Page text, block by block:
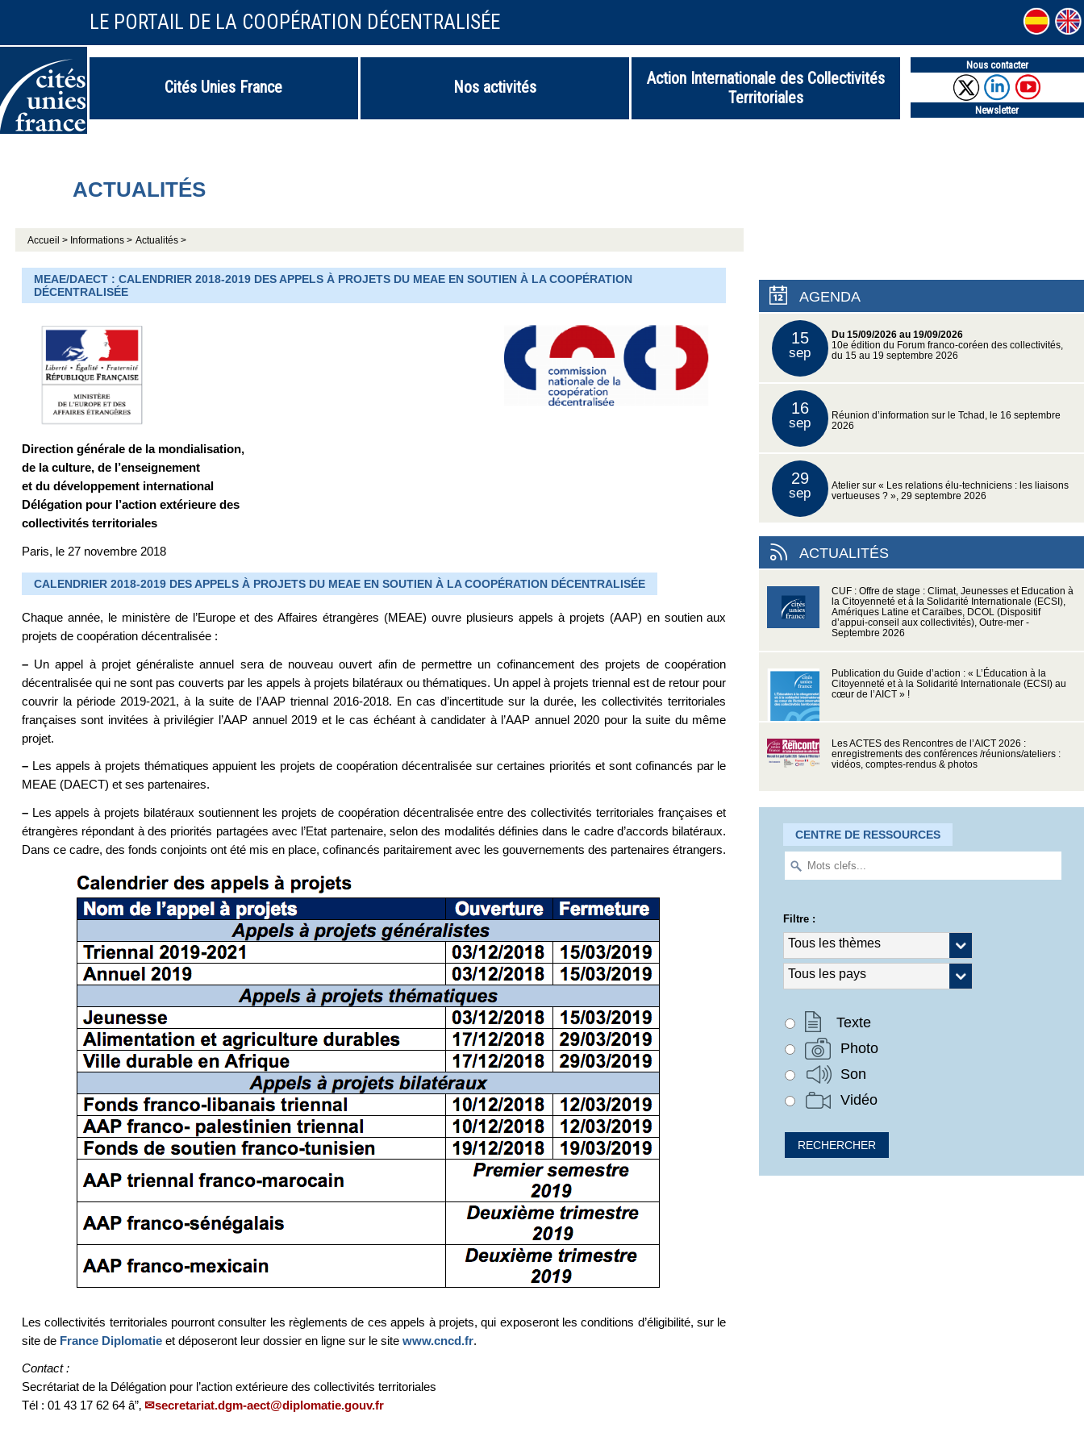
LE PORTAIL DE LA COOPÉRATION DÉCENTRALISÉE
Cités Unies France Nos activités
Action Internationale des Collectivités
Territoriales
Nous contacter
Newsletter
ACTUALITÉS
Accueil > Informations > Actualités >
MEAE/DAECT : CALENDRIER 2018-2019 DES APPELS À PROJETS DU MEAE EN SOUTIEN À LA COOPÉRATION
DÉCENTRALISÉE
Direction générale de la mondialisation,
de la culture, de l’enseignement
et du développement international
Délégation pour l’action extérieure des
collectivités territoriales
Paris, le 27 novembre 2018
CALENDRIER 2018-2019 DES APPELS À PROJETS DU MEAE EN SOUTIEN À LA COOPÉRATION DÉCENTRALISÉE
Chaque année, le ministère de l’Europe et des Affaires étrangères (MEAE) ouvre plusieurs appels à projets (AAP) en soutien aux
projets de coopération décentralisée :
–Un appel à projet généraliste annuel sera de nouveau ouvert afin de permettre un cofinancement des projets de coopération
décentralisée qui ne sont pas couverts par les appels à projets bilatéraux ou thématiques. Un appel à projets triennal est de retour pour
couvrir la période 2019-2021, à la suite de l’AAP triennal 2016-2018. En cas d’incertitude sur la durée, les collectivités territoriales
françaises sont invitées à privilégier l’AAP annuel 2019 et le cas échéant à candidater à l’AAP annuel 2020 pour la suite du même
projet.
–Les appels à projets thématiques appuient les projets de coopération décentralisée sur certaines priorités et sont cofinancés par le
MEAE (DAECT) et ses partenaires.
–Les appels à projets bilatéraux soutiennent les projets de coopération décentralisée entre des collectivités territoriales françaises et
étrangères répondant à des priorités partagées avec l’Etat partenaire, selon des modalités définies dans le cadre d’accords bilatéraux.
Dans ce cadre, des fonds conjoints ont été mis en place, cofinancés paritairement avec les gouvernements des partenaires étrangers.
Les collectivités territoriales pourront consulter les règlements de ces appels à projets, qui exposeront les conditions d’éligibilité, sur le
site de France Diplomatieet déposeront leur dossier en ligne sur le site www.cncd.fr.
Contact :
Secrétariat de la Délégation pour l’action extérieure des collectivités territoriales
Tél : 01 43 17 62 64 â”‚
secretariat.dgm-aect@diplomatie.gouv.fr
AGENDA
15
sep
Du 15/09/2026 au 19/09/2026
10e édition du Forum franco-coréen des collectivités,
du 15 au 19 septembre 2026
16
sep
Réunion d’information sur le Tchad, le 16 septembre
2026
29
sep
Atelier sur « Les relations élu-techniciens : les liaisons
vertueuses ? », 29 septembre 2026
ACTUALITÉS
CUF : Offre de stage : Climat, Jeunesses et Education à
la Citoyenneté et à la Solidarité Internationale (ECSI),
Amériques Latine et Caraïbes, DCOL (Dispositif
d’appui-conseil aux collectivités), Outre-mer -
Septembre 2026
Publication du Guide d’action : « L’Éducation à la
Citoyenneté et à la Solidarité Internationale (ECSI) au
cœur de l’AICT » !
Les ACTES des Rencontres de l’AICT 2026 :
enregistrements des conférences /réunions/ateliers :
vidéos, comptes-rendus & photos
CENTRE DE RESSOURCES
Filtre :
Texte
Photo
Son
Vidéo